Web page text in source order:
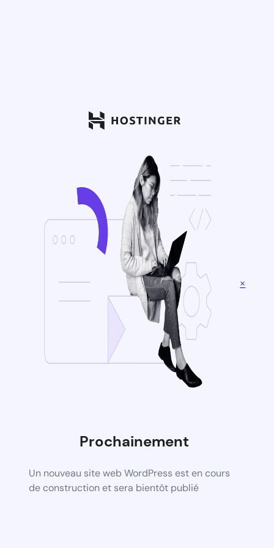
Prochainement
Un nouveau site web WordPress est en cours
de construction et sera bientôt publié
×